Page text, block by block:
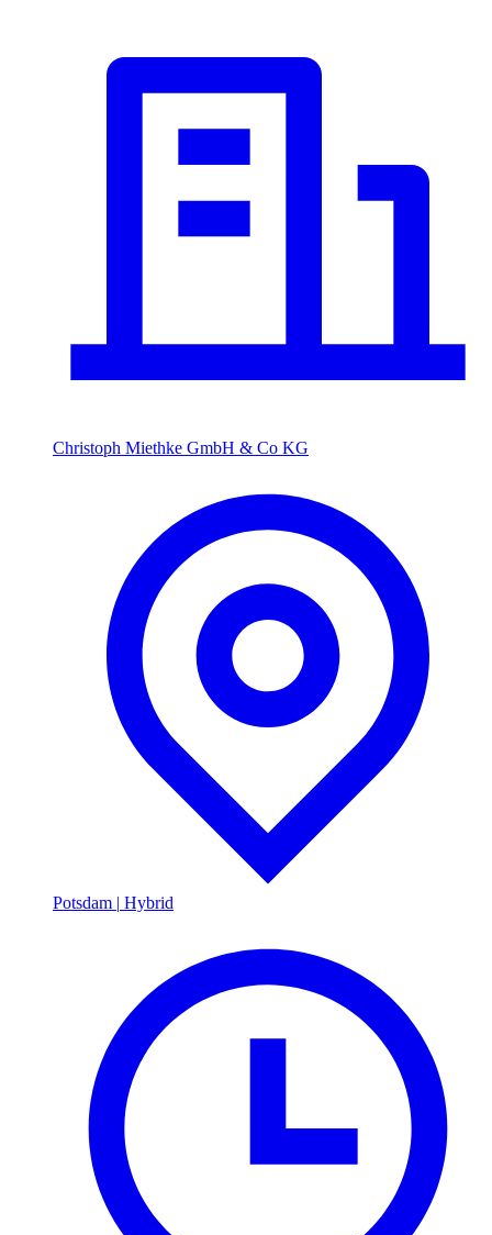
Christoph Miethke GmbH & Co KG
Potsdam | Hybrid